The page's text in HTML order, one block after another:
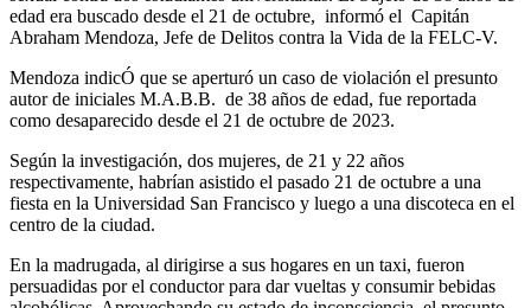
edad era buscado desde el 21 de octubre, informó el Capitán
Abraham Mendoza, Jefe de Delitos contra la Vida de la FELC-V.
Mendoza indicÓ que se aperturó un caso de violación el presunto
autor de iniciales M.A.B.B. de 38 años de edad, fue reportada
como desaparecido desde el 21 de octubre de 2023.
Según la investigación, dos mujeres, de 21 y 22 años
respectivamente, habrían asistido el pasado 21 de octubre a una
fiesta en la Universidad San Francisco y luego a una discoteca en el
centro de la ciudad.
En la madrugada, al dirigirse a sus hogares en un taxi, fueron
persuadidas por el conductor para dar vueltas y consumir bebidas